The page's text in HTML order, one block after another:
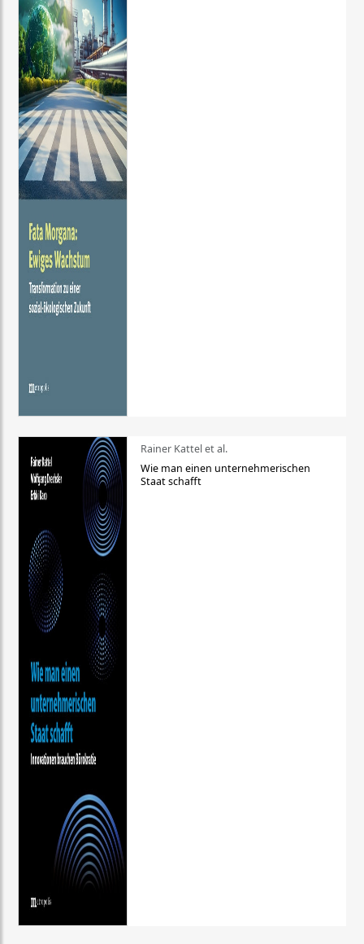
Rainer Kattel et al.
Wie man einen unternehmerischen
Staat schafft